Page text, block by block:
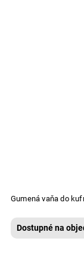
Gumená vaňa do
Dostupné na